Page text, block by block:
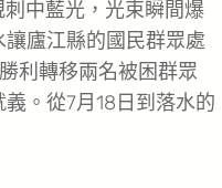
中藍光，光束瞬間爆
廬江縣的國民群眾處
利轉移兩名被困群眾
。從7月18日到落水的